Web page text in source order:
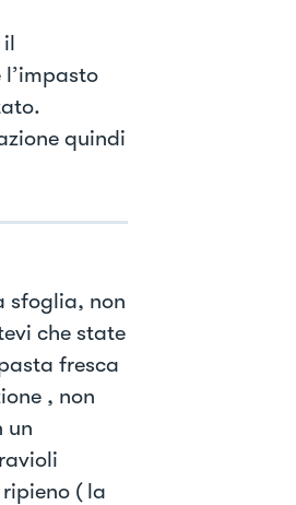
il
quindi
sfoglia, non
che state
fresca
, non
un
( la